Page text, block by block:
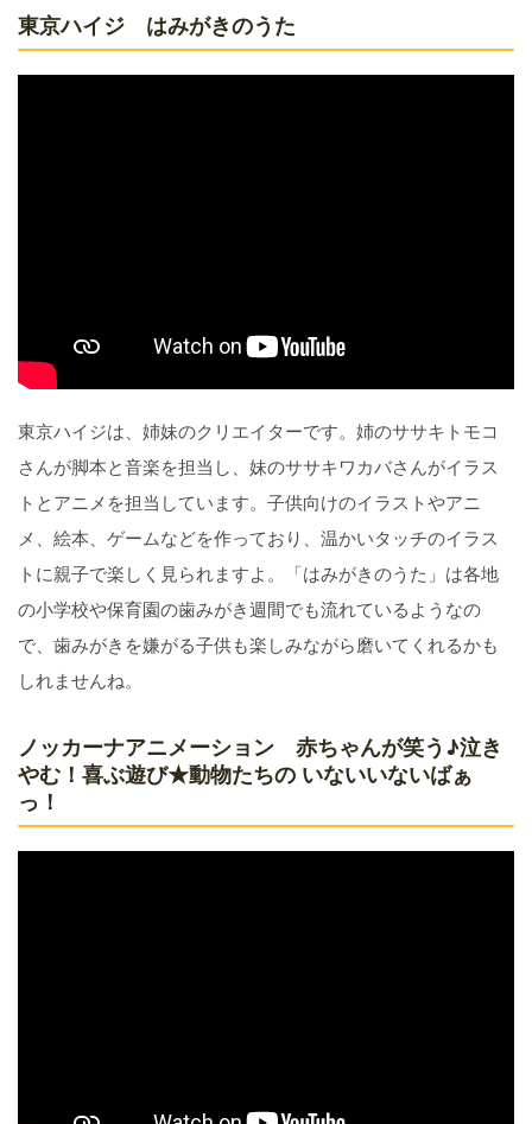
東京ハイジ はみがきのうた
東京ハイジは、姉妹のクリエイターです。姉のササキトモコ
さんが脚本と音楽を担当し、妹のササキワカバさんがイラス
トとアニメを担当しています。子供向けのイラストやアニ
メ、絵本、ゲームなどを作っており、温かいタッチのイラス
トに親子で楽しく見られますよ。「はみがきのうた」は各地
の小学校や保育園の歯みがき週間でも流れているようなの
で、歯みがきを嫌がる子供も楽しみながら磨いてくれるかも
しれませんね。
ノッカーナアニメーション 赤ちゃんが笑う♪泣き
やむ！喜ぶ遊び★動物たちの いないいないばぁ
っ！